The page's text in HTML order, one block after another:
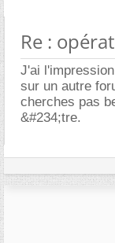
Re :
J'ai
sur un autre
cherches pas
&#234;tre.